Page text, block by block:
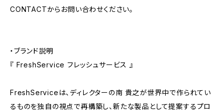
CONTACTからお問い合わせください。
・ブランド説明
『 FreshService フレッシュサービス 』
FreshServiceは、ディレクターの南 貴之が世界中で作られてい
るものを独自の視点で再構築し、新たな製品として提案するプロ